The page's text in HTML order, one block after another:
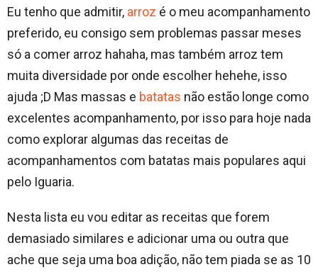
Eu tenho que admitir, arroz é o meu acompanhamento
preferido, eu consigo sem problemas passar meses
só a comer arroz hahaha, mas também arroz tem
muita diversidade por onde escolher hehehe, isso
ajuda ;D Mas massas e batatas não estão longe como
excelentes acompanhamento, por isso para hoje nada
como explorar algumas das receitas de
acompanhamentos com batatas mais populares aqui
pelo Iguaria.
Nesta lista eu vou editar as receitas que forem
demasiado similares e adicionar uma ou outra que
ache que seja uma boa adição, não tem piada se as 10